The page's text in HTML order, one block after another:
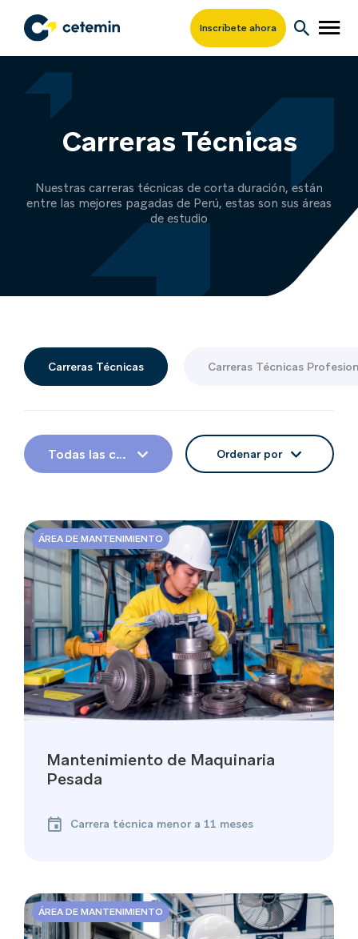
Inscríbete ahora
Carreras Técnicas
Nuestras carreras técnicas de corta duración, están
entre las mejores pagadas de Perú, estas son sus áreas
de estudio
Carreras Técnicas Carreras Técnicas
Todas las categorias
ÁREA DE MANTENIMIENTO
Mantenimiento de Maquinaria
Pesada
Carrera técnica menor a 11 meses
ÁREA DE MANTENIMIENTO
Ordenar por